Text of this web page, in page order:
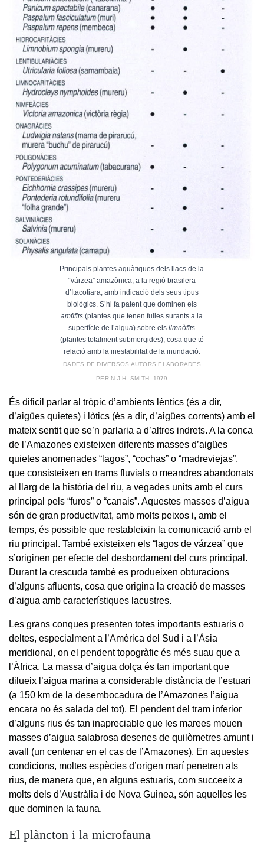
Principals plantes aquàtiques dels llacs de la
“várzea” amazònica, a la regió brasilera
d’Itacotiara, amb indicació dels seus tipus
biològics. S’hi fa patent que dominen els
amfífits (plantes que tenen fulles surants a la
superfície de l’aigua) sobre elslimnòfits
(plantes totalment submergides), cosa que té
relació amb la inestabilitat de la inundació.
DADES DE DIVERSOS AUTORS ELABORADES
PER N.J.H. SMITH, 1979
És dificil parlar al tròpic d’ambients lèntics (és a dir,
d’aigües quietes) i lòtics (és a dir, d’aigües corrents) amb el
mateix sentit que se’n parlaria a d’altres indrets. A la conca
de l’Amazones existeixen diferents masses d’aigües
quietes anomenades “lagos”, “cochas” o “madreviejas”,
que consisteixen en trams fluvials o meandres abandonats
al llarg de la història del riu, a vegades units amb el curs
principal pels “furos” o “canais”. Aquestes masses d’aigua
són de gran productivitat, amb molts peixos i, amb el
temps, és possible que restableixin la comunicació amb el
riu principal. També existeixen els “lagos de várzea” que
s’originen per efecte del desbordament del curs principal.
Durant la crescuda també es produeixen obturacions
d’alguns afluents, cosa que origina la creació de masses
d’aigua amb característiques lacustres.
Les grans conques presenten totes importants estuaris o
deltes, especialment a l’Amèrica del Sud i a l’Àsia
meridional, on el pendent topogràfic és més suau que a
l’Àfrica. La massa d’aigua dolça és tan important que
dilueix l’aigua marina a considerable distància de l’estuari
(a 150 km de la desembocadura de l’Amazones l’aigua
encara no és salada del tot). El pendent del tram inferior
d’alguns rius és tan inapreciable que les marees mouen
masses d’aigua salabrosa desenes de quilòmetres amunt i
avall (un centenar en el cas de l’Amazones). En aquestes
condicions, moltes espècies d’origen marí penetren als
rius, de manera que, en alguns estuaris, com succeeix a
molts dels d’Austràlia i de Nova Guinea, són aquelles les
que dominen la fauna.
El plàncton i la microfauna